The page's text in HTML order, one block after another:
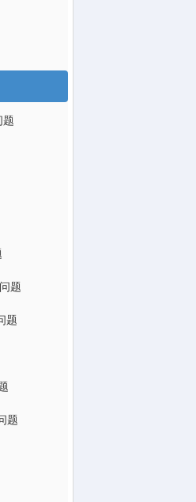
题
题
题